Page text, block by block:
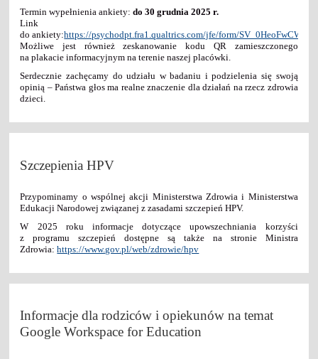
Termin wypełnienia ankiety:do 30 grudnia 2025 r.
Link
do ankiety:https://psychodpt.fra1.qualtrics.com/jfe/form/
Możliwe jest również zeskanowanie kodu QR zamieszczonego
na plakacie informacyjnym na terenie naszej placówki.
Serdecznie zachęcamy do udziału w badaniu i podzielenia się swoją
opinią – Państwa głos ma realne znaczenie dla działań na rzecz zdrowia
dzieci.
Szczepienia HPV
Przypominamy o wspólnej akcji Ministerstwa Zdrowia i Ministerstwa
Edukacji Narodowej związanej z zasadami szczepień HPV.
W 2025 roku informacje dotyczące upowszechniania korzyści
z programu szczepień dostępne są także na stronie Ministra
Zdrowia:https://www.gov.pl/web/zdrowie/hpv
Informacje dla rodziców i opiekunów na temat
Google Workspace for Education